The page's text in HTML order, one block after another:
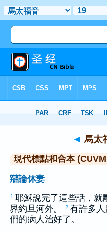
> 馬太福音 19
◄ 馬太
現代標點和合本
辯論休妻
1 耶穌說完了這些話，就
界約旦河外。 2 有許多
們的病人治好了。